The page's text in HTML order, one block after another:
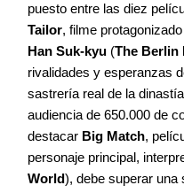
puesto entre las diez
Tailor, filme
Han Suk-kyu (The Berlin
rivalidades y esperanzas
sastrería real de la
audiencia de 650.000 de
destacar Big Match,
personaje principal,
World), debe superar una